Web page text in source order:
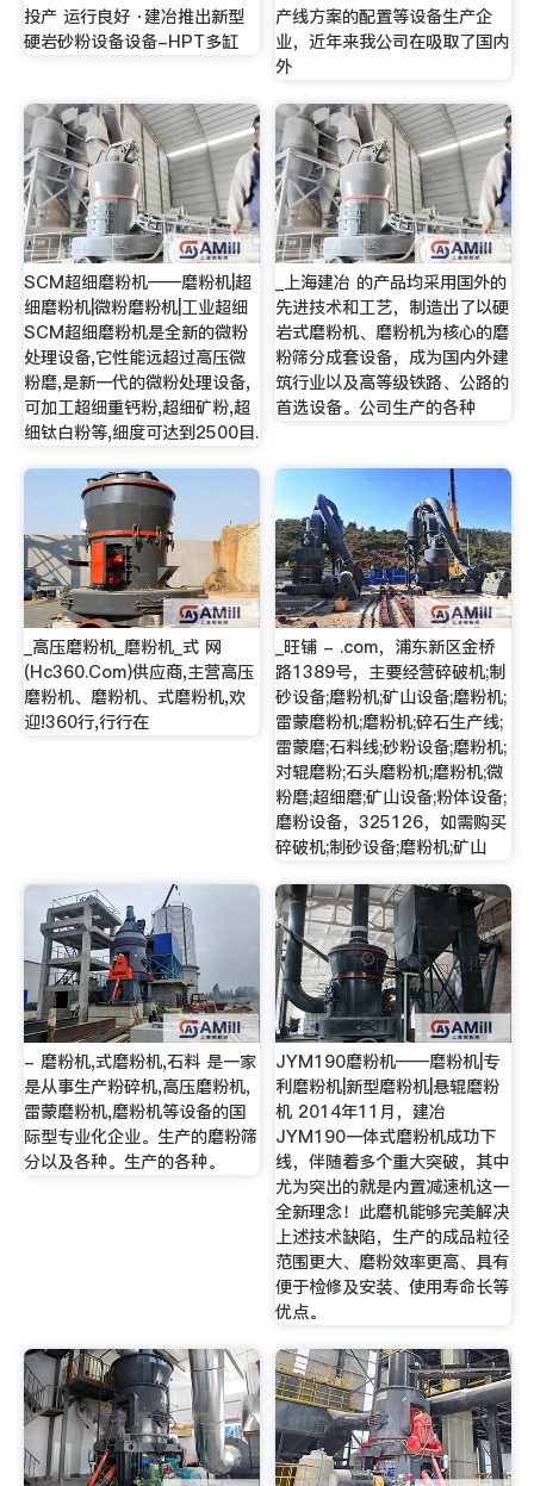
投产 运行良好 ·建冶推出新型
硬岩砂粉设备设备-HPT多缸
产线方案的配置等设备生产企
业，近年来我公司在吸取了国内
外
SCM超细磨粉机——磨粉机|超
细磨粉机|微粉磨粉机|工业超细
SCM超细磨粉机是全新的微粉
处理设备,它性能远超过高压微
粉磨,是新一代的微粉处理设备,
可加工超细重钙粉,超细矿粉,超
细钛白粉等,细度可达到2500目.
_上海建冶 的产品均采用国外的
先进技术和工艺，制造出了以硬
岩式磨粉机、磨粉机为核心的磨
粉筛分成套设备，成为国内外建
筑行业以及高等级铁路、公路的
首选设备。公司生产的各种
_高压磨粉机_磨粉机_式 网
(Hc360.Com)供应商,主营高压
磨粉机、磨粉机、式磨粉机,欢
迎!360行,行行在
_旺铺 - .com，浦东新区金桥
路1389号，主要经营碎破机;制
砂设备;磨粉机;矿山设备;磨粉机;
雷蒙磨粉机;磨粉机;碎石生产线;
雷蒙磨;石料线;砂粉设备;磨粉机;
对辊磨粉;石头磨粉机;磨粉机;微
粉磨;超细磨;矿山设备;粉体设备;
磨粉设备，325126，如需购买
碎破机;制砂设备;磨粉机;矿山
- 磨粉机,式磨粉机,石料 是一家
是从事生产粉碎机,高压磨粉机,
雷蒙磨粉机,磨粉机等设备的国
际型专业化企业。生产的磨粉筛
分以及各种。生产的各种。
JYM190磨粉机——磨粉机|专
利磨粉机|新型磨粉机|悬辊磨粉
机 2014年11月，建冶
JYM190一体式磨粉机成功下
线，伴随着多个重大突破，其中
尤为突出的就是内置减速机这一
全新理念！此磨机能够完美解决
上述技术缺陷，生产的成品粒径
范围更大、磨粉效率更高、具有
便于检修及安装、使用寿命长等
优点。